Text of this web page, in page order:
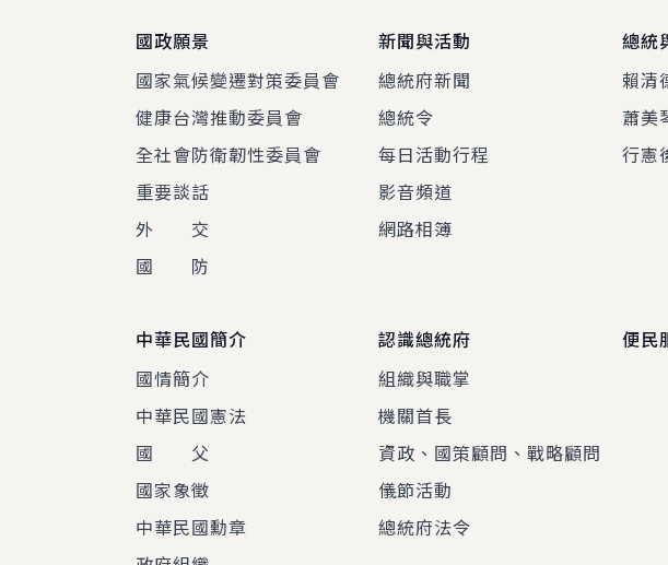
國政願景
國家氣候變遷對策委員會
健康台灣推動委員會
全社會防衛韌性委員會
重要談話
外 交
國 防
新聞與活動
總統府新聞
總統令
每日活動行程
影音頻道
網路相簿
總統
賴清
蕭美
行憲
中華民國簡介
國情簡介
中華民國憲法
國 父
國家象徵
中華民國勳章
認識總統府
組織與職掌
機關首長
資政、國策顧問、戰略顧問
儀節活動
總統府法令
便民